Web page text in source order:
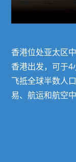
香港位处亚太区
香港出发，可于
飞抵全球半数人
易、航运和航空中